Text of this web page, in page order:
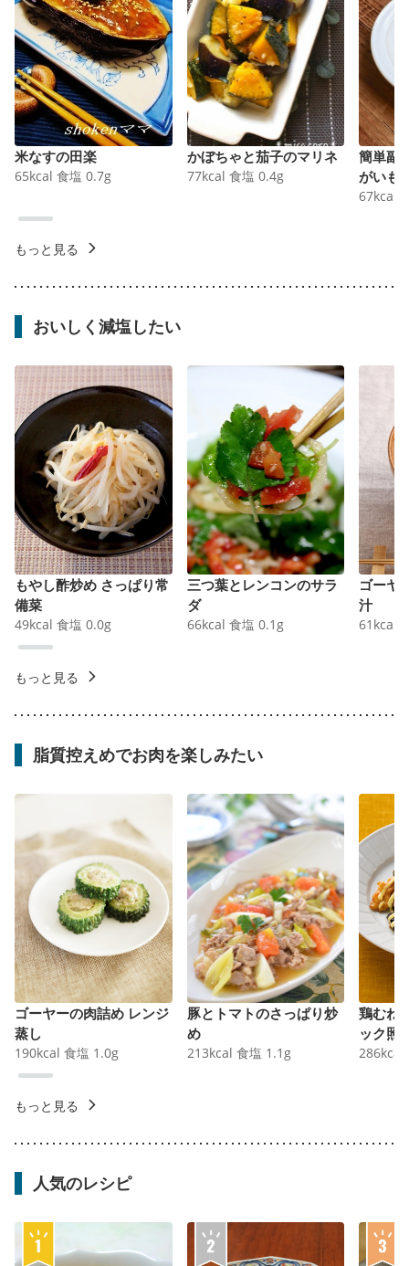
米なすの田楽
65kcal 食塩 0.7g
かぼちゃと茄子のマリネ
77kcal 食塩 0.4g
簡単副
がいも
67kcal
もっと見る
おいしく減塩したい
もやし酢炒め さっぱり常
備菜
49kcal 食塩 0.0g
三つ葉とレンコンのサラ
ダ
66kcal 食塩 0.1 g
ゴーヤ
汁
61 kcal
もっと見る
脂質控えめでお肉を楽しみたい
ゴーヤーの肉詰め レンジ
蒸し
190kcal 食塩 1.0g
豚とトマトのさっぱり炒
め
213kcal 食塩 1.1 g
鶏むね
ック照
286kcal
もっと見る
人気のレシピ